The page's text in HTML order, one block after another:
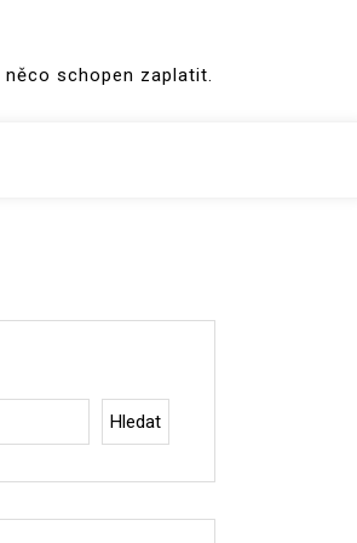
schopen zaplatit.
Hledat